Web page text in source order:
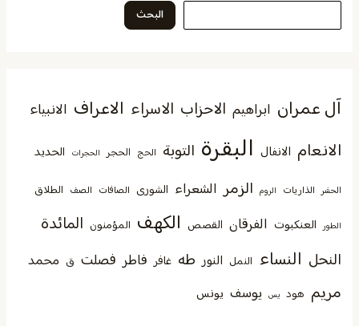
البحث
آل عمران ابراهيم الاحزاب الاسراء الاعراف الانبياء
الانعام الانفال البقرة التوبة الحج الحجر الحجرات الحديد
الحشر الذاريات الروم الزمر الشعراء الشورى الصافات الصف الطلاق
الطور العنكبوت الفرقان القصص الكهف المؤمنون المائدة
النحل النساء النمل النور طه غافر فاطر فصلت ق محمد
مريم هود يس يوسف يونس